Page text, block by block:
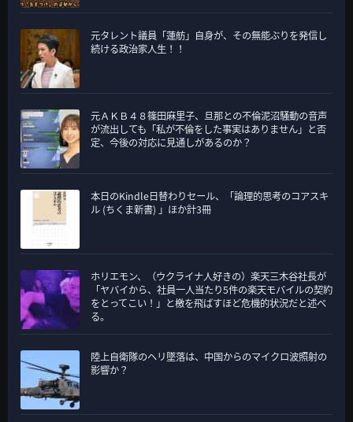
元タレント議員「蓮舫」自身が、その無能ぶりを発信し
続ける政治家人生！！
元ＡＫＢ４８篠田麻里子、旦那との不倫泥沼騒動の音声
が流出しても「私が不倫をした事実はありません」と否
定、今後の対応に見通しがあるのか？
本日のKindle日替わりセール、「論理的思考のコアスキ
ル (ちくま新書) 」ほか計3冊
ホリエモン、（ウクライナ人好きの）楽天三木谷社長が
「ヤバイから、社員一人当たり5件の楽天モバイルの契約
をとってこい！」と檄を飛ばすほど危機的状況だと述べ
る。
陸上自衛隊のヘリ墜落は、中国からのマイクロ波照射の
影響か？